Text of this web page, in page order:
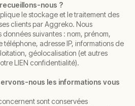
nous ?
le stockage et le traitement des
clients par Aggreko. Nous
données suivantes : nom, prénom,
téléphone, adresse IP, informations de
géolocalisation (et autres
LIEN confidentialité).
nous les informations vous
sont conservées